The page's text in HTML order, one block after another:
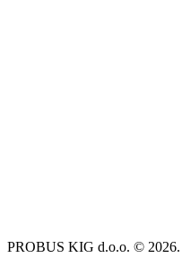
PROBUS KIG d.o.o. © 2026.